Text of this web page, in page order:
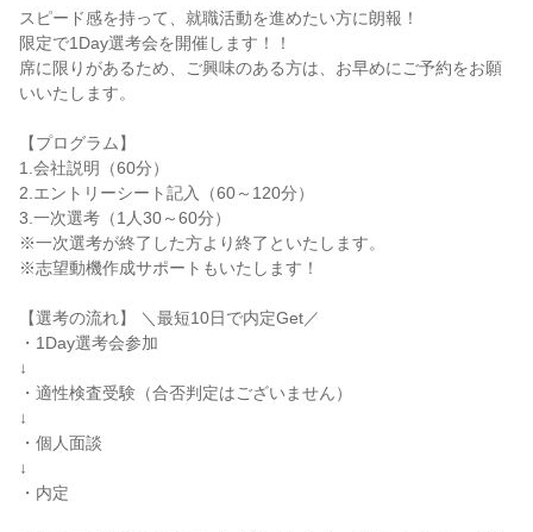
スピード感を持って、就職活動を進めたい方に朗報！
限定で1Day選考会を開催します！！
席に限りがあるため、ご興味のある方は、お早めにご予約をお願
いいたします。
【プログラム】
1.会社説明（60分）
2.エントリーシート記入（60～120分）
3.一次選考（1人30～60分）
※一次選考が終了した方より終了といたします。
※志望動機作成サポートもいたします！
【選考の流れ】 ＼最短10日で内定Get／
・1Day選考会参加
↓
・適性検査受験（合否判定はございません）
↓
・個人面談
↓
・内定